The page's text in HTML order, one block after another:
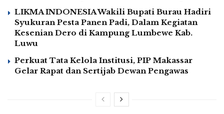
LIKMA INDONESIA Wakili Bupati Burau Hadiri
Syukuran Pesta Panen Padi, Dalam Kegiatan
Kesenian Dero di Kampung Lumbewe Kab.
Luwu
Perkuat Tata Kelola Institusi, PIP Makassar
Gelar Rapat dan Sertijab Dewan Pengawas